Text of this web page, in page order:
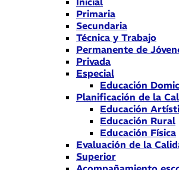
Primaria
Secundaria
Técnica y Trabajo
Permanente de
Privada
Especial
Educación
Planificación de la
Educación
Educación Rural
Educación Física
Evaluación de la
Superior